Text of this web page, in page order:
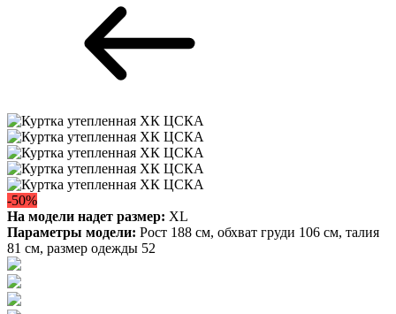
-50%
На модели надет размер: XL
Параметры модели: Рост 188 см, обхват груди 106 см, талия
81 см, размер одежды 52